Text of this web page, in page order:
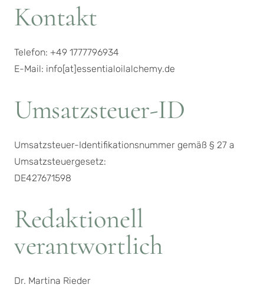
Kontakt
Telefon: +49 1777796934
E-Mail: info[at]essentialoilalchemy.de
Umsatzsteuer-ID
Umsatzsteuer-Identifikationsnummer gemäß § 27 a
Umsatzsteuergesetz:
DE427671598
Redaktionell
verantwortlich
Dr. Martina Rieder